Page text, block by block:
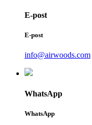
E-post
E-post
info@airwoods.com
WhatsApp
WhatsApp